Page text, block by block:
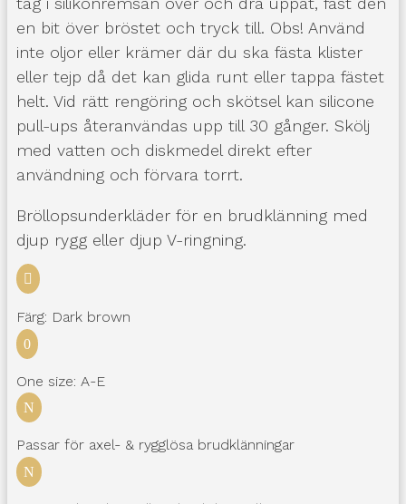
en bit över bröstet och tryck till. Obs! Använd
inte oljor eller krämer där du ska fästa klister
eller tejp då det kan glida runt eller tappa fästet
helt. Vid rätt rengöring och skötsel kan silicone
pull-ups återanvändas upp till 30 gånger. Skölj
med vatten och diskmedel direkt efter
användning och förvara torrt.
Bröllopsunderkläder för en brudklänning med
djup rygg eller djup V-ringning.

Färg: Dark brown
0
One size: A-E
N
Passar för axel- & rygglösa brudklänningar
N